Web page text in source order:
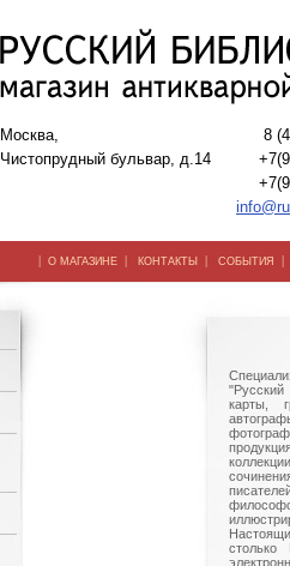
Москва,
Чистопрудный бульвар, д.14
8
| О МАГАЗИНЕ | КОНТАКТЫ | СОБЫТИЯ
"Русский
карты,
столько